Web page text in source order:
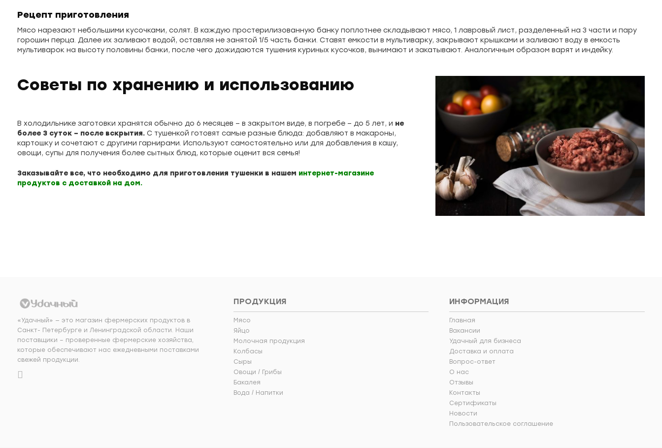
Рецепт приготовления
Мясо нарезают небольшими кусочками, солят. В каждую простерилизованную банку поплотнее складывают мясо, 1 лавровый лист, разделенный на 3 части и пару
горошин перца. Далее их заливают водой, оставляя не занятой 1/5 часть банки. Ставят емкости в мультиварку, закрывают крышками и заливают воду в емкость
мультиварок на высоту половины банки, после чего дожидаются тушения куриных кусочков, вынимают и закатывают. Аналогичным образом варят и индейку.
Советы по хранению и использованию
В холодильнике заготовки хранятся обычно до 6 месяцев – в закрытом виде, в погребе – до 5 лет, и не
более 3 суток – после вскрытия. С тушенкой готовят самые разные блюда: добавляют в макароны,
картошку и сочетают с другими гарнирами. Используют самостоятельно или для добавления в кашу,
овощи, супы для получения более сытных блюд, которые оценит вся семья!
Заказывайте все, что необходимо для приготовления тушенки в нашем интернет-магазине
продуктов с доставкой на дом.
«Удачный» — это магазин фермерских продуктов в
Санкт- Петербурге и Ленинградской области. Наши
поставщики – проверенные фермерские хозяйства,
которые обеспечивают нас ежедневными поставками
свежей продукции.
ПРОДУКЦИЯ
Мясо
Яйцо
Молочная продукция
Колбасы
Сыры
Овощи / Грибы
Бакалея
Вода / Напитки
ИНФОРМАЦИЯ
Главная
Вакансии
Удачный для бизнеса
Доставка и оплата
Вопрос-ответ
О нас
Отзывы
Контакты
Сертификаты
Новости
Пользовательское соглашение